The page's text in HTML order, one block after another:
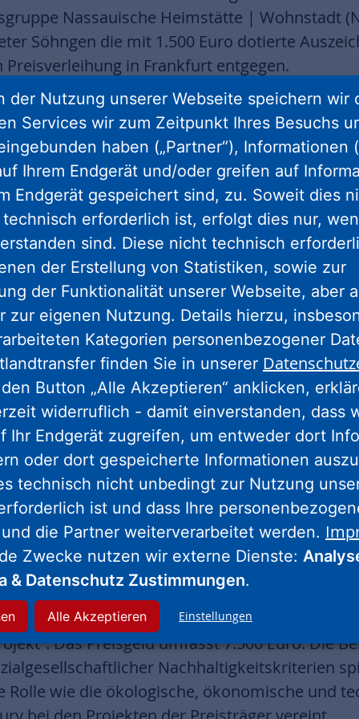
Nassauische Heimstätte | Wohnstadt
Söhngen die mit 1.500 Euro dotierte
Preisverleihung in Frankfurt entgegen.
in sechs drei- bis
ausgeführt. Differenzierte Wohngrößen
kostengünstigen Wohnraum in der
zweigeschossige Wohneinheiten,
sind laut Jury eine zeitgemäße
Die Verwendung des Einfamilienhaus-
Die verschiedenen Wohntypologien
die den unterschiedlichen Lebenssituationen
gehören das massive
und ein innovatives Mobilitäts- und
und die Nachrüstung von PV-Anlagen
lobte außerdem die bewusst gestalteten
Fassaden.
nach einer ganzheitlichen Betrachtung
Material, Energieverbrauch und
geplant und realisiert. Das zeigt einmal
sondern auch für architektonisch
NHW-Geschäftsführerin Monika Fontaine-
und bedanken uns bei allen, die dazu
Award wurden Projekte aus den Kategorien
„BIM“ (Building Information Modeling) und
Das Preisgeld umfasst 7.500 Euro. Die
Nachhaltigkeitskriterien
Rolle wie die ökologische, ökonomische und
der Nutzung unserer Webseite speichern wir
Services wir zum Zeitpunkt Ihres Besuchs
haben („Partner“), Informationen
Ihrem Endgerät und/oder greifen auf
Endgerät gespeichert sind, zu. Soweit dies
erforderlich ist, erfolgt dies nur,
sind. Diese nicht technisch
der Erstellung von Statistiken, sowie zur
der Funktionalität unserer Webseite, aber
zur eigenen Nutzung. Details hierzu,
Kategorien personenbezogener
finden Sie in unserer
Button „Alle Akzeptieren“ anklicken,
widerruflich - damit einverstanden, dass
Ihr Endgerät zugreifen, um entweder dort
oder dort gespeicherte Informationen
technisch nicht unbedingt zur Nutzung
ist und dass Ihre
die Partner weiterverarbeitet werden.
Zwecke nutzen wir externe Dienste:
& Datenschutz Zustimmungen.
Einstellungen
Alle Akzeptieren